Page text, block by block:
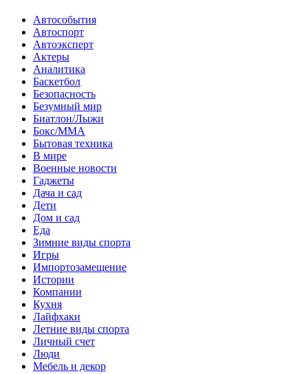
Автособытия
Автоспорт
Автоэксперт
Актеры
Аналитика
Баскетбол
Безопасность
Безумный мир
Биатлон/Лыжи
Бокс/MMA
Бытовая техника
В мире
Военные новости
Гаджеты
Дача и сад
Дети
Дом и сад
Еда
Зимние виды спорта
Игры
Импортозамещение
Истории
Компании
Кухня
Лайфхаки
Летние виды спорта
Личный счет
Люди
Мебель и декор